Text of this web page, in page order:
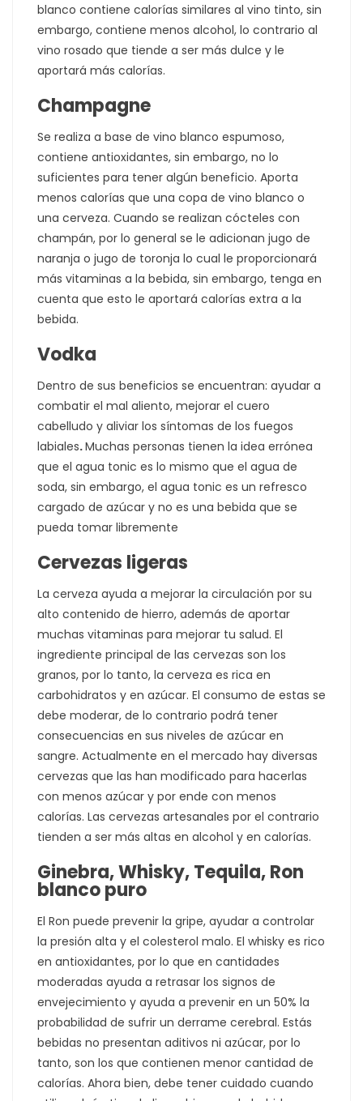
blanco contiene calorías similares al vino tinto, sin
embargo, contiene menos alcohol, lo contrario al
vino rosado que tiende a ser más dulce y le
aportará más calorías.
Champagne
Se realiza a base de vino blanco espumoso,
contiene antioxidantes, sin embargo, no lo
suficientes para tener algún beneficio. Aporta
menos calorías que una copa de vino blanco o
una cerveza. Cuando se realizan cócteles con
champán, por lo general se le adicionan jugo de
naranja o jugo de toronja lo cual le proporcionará
más vitaminas a la bebida, sin embargo, tenga en
cuenta que esto le aportará calorías extra a la
bebida.
Vodka
Dentro de sus beneficios se encuentran: ayudar a
combatir el mal aliento, mejorar el cuero
cabelludo y aliviar los síntomas de los fuegos
labiales.Muchas personas tienen la idea errónea
que el agua tonic es lo mismo que el agua de
soda, sin embargo, el agua tonic es un refresco
cargado de azúcar y no es una bebida que se
pueda tomar libremente
Cervezas ligeras
La cerveza ayuda a mejorar la circulación por su
alto contenido de hierro, además de aportar
muchas vitaminas para mejorar tu salud. El
ingrediente principal de las cervezas son los
granos, por lo tanto, la cerveza es rica en
carbohidratos y en azúcar. El consumo de estas se
debe moderar, de lo contrario podrá tener
consecuencias en sus niveles de azúcar en
sangre. Actualmente en el mercado hay diversas
cervezas que las han modificado para hacerlas
con menos azúcar y por ende con menos
calorías. Las cervezas artesanales por el contrario
tienden a ser más altas en alcohol y en calorías.
Ginebra, Whisky, Tequila, Ron
blanco puro
El Ron puede prevenir la gripe, ayudar a controlar
la presión alta y el colesterol malo. El whisky es rico
en antioxidantes, por lo que en cantidades
moderadas ayuda a retrasar los signos de
envejecimiento y ayuda a prevenir en un 50% la
probabilidad de sufrir un derrame cerebral. Estás
bebidas no presentan aditivos ni azúcar, por lo
tanto, son los que contienen menor cantidad de
calorías. Ahora bien, debe tener cuidado cuando